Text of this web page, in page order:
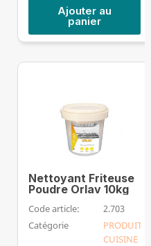
Ajouter au
panier
Nettoyant Friteuse
Poudre Orlav 10kg
Code article:
2.703
Catégorie
PRODUIT
CUISINE